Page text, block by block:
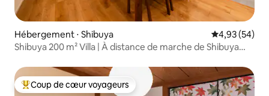
Hébergement ⋅ Shibuya Évaluation
4,93 (54)
Shibuya 200 m² Villa | À distance de marche de Shibuya
disponible
Coups de cœur voyageurs les plus appréciés
Coup de cœur voyageurs